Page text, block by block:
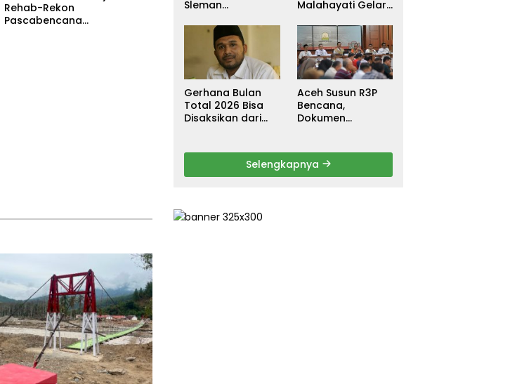
Rehab-Rekon
Pascabencana
Sleman
Sebagai
Tersangka, DPR
Turun Tangan
Cari Keadilan
Malahayati Gelar
untuk Warga
Terdampak Banjir
di Pidie Jaya
Gerhana Bulan
Total 2026 Bisa
Disaksikan dari
Aceh Susun R3P
Bencana,
Dokumen
Ditarget Rampung
Januari 2026
Selengkapnya